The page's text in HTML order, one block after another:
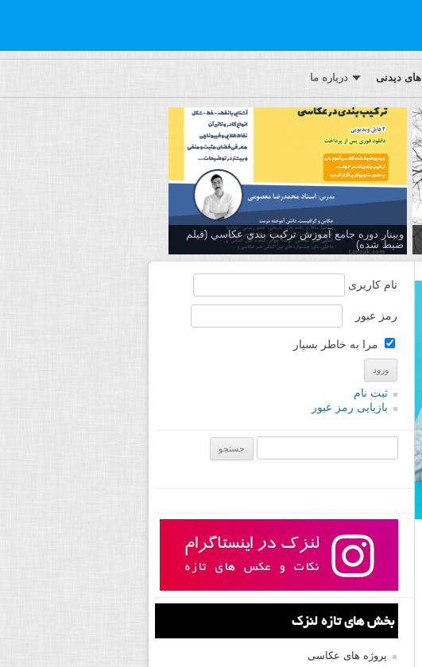
دیدنی درباره ما
وبینار دوره جامع آموزش تركيب بندي عكاسي (فیلم
ضبط شده)
نام کاربری
رمز عبور
مرا به خاطر بسپار
ثبت نام
بازیابی رمز عبور
بخش های تازه لنزک
پروژه های عکاسی